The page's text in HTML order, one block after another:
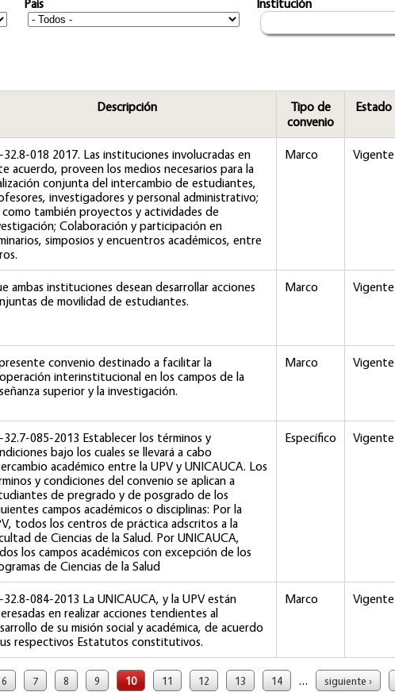
Pais Institución
Descripción
Tipo de
convenio
Estado
32.8-018 2017. Las instituciones involucradas en
acuerdo, proveen los medios necesarios para la
conjunta del intercambio de estudiantes,
investigadores y personal administrativo;
como también proyectos y actividades de
Colaboración y participación en
simposios y encuentros académicos, entre
Marco Vigente
ambas instituciones desean desarrollar acciones
de movilidad de estudiantes.
Marco Vigente
convenio destinado a facilitar la
interinstitucional en los campos de la
superior y la investigación.
Marco Vigente
32.7-085-2013 Establecer los términos y
bajo los cuales se llevará a cabo
académico entre la UPV y UNICAUCA. Los
y condiciones del convenio se aplican a
de pregrado y de posgrado de los
campos académicos o disciplinas: Por la
todos los centros de práctica adscritos a la
de Ciencias de la Salud. Por UNICAUCA,
los campos académicos con excepción de los
de Ciencias de la Salud
Específico Vigente
32.8-084-2013 La UNICAUCA, y la UPV están
en realizar acciones tendientes al
de su misión social y académica, de acuerdo
respectivos Estatutos constitutivos.
Marco Vigente
6 7 8 9 10 11 12 13 14 … siguiente ›